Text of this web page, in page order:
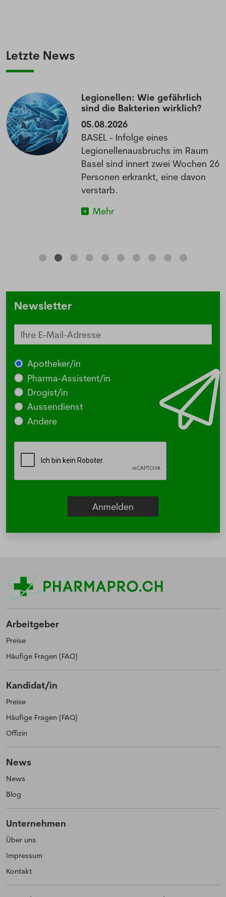
Letzte News
Legionellen: Wie gefährlich
sind die Bakterien wirklich?
05.08.2026
BASEL - Infolge eines
Legionellenausbruchs im Raum
Basel sind innert zwei Wochen 26
Personen erkrankt, eine davon
verstarb.
Mehr
Newsletter
Apotheker/in
Pharma-Assistent/in
Drogist/in
Aussendienst
Andere
Arbeitgeber
Preise
Häufige Fragen (FAQ)
Kandidat/in
Preise
Häufige Fragen (FAQ)
Offizin
News
News
Blog
Unternehmen
Über uns
Impressum
Kontakt
Melde dich kostenlos für unseren Newsletter
an und erhalte einmal pro Woche die neusten
Pharmazie und Medizin.